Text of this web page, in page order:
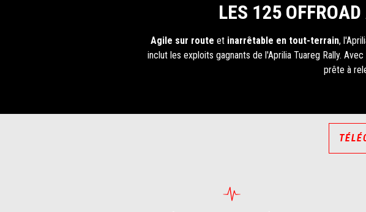
LES 125
Agile sur route et inarrêtable en tout-terrain,
inclut les exploits gagnants de l'Aprilia Tuareg Rally.
prête à